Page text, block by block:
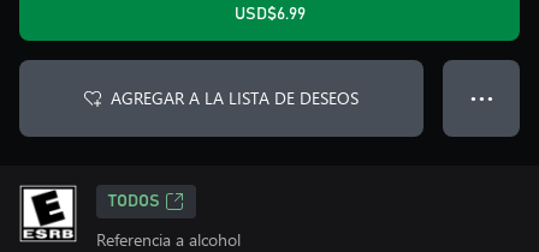
USD$6.99
AGREGAR A LA LISTA DE DESEOS ● ● ●
TODOS
Referencia a alcohol